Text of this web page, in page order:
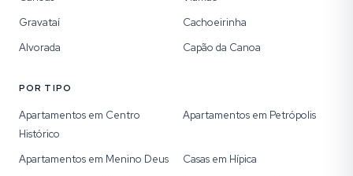
Gravataí
Cachoeirinha
Alvorada
Capão da Canoa
POR TIPO
Apartamentos em Centro
Histórico
Apartamentos em Petrópolis
Apartamentos em Menino Deus
Casas em Hípica